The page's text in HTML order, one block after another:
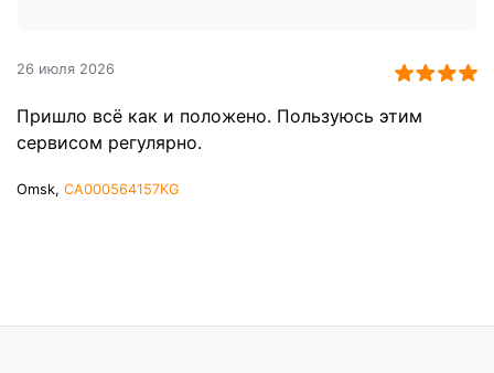
26 июля 2026
Пришло всё как и положено. Пользуюсь этим
сервисом регулярно.
Omsk, CA000564157KG